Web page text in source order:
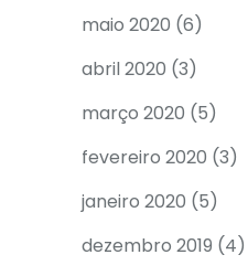
maio 2020 (6)
abril 2020 (3)
março 2020 (5)
fevereiro 2020 (3)
janeiro 2020 (5)
dezembro 2019 (4)